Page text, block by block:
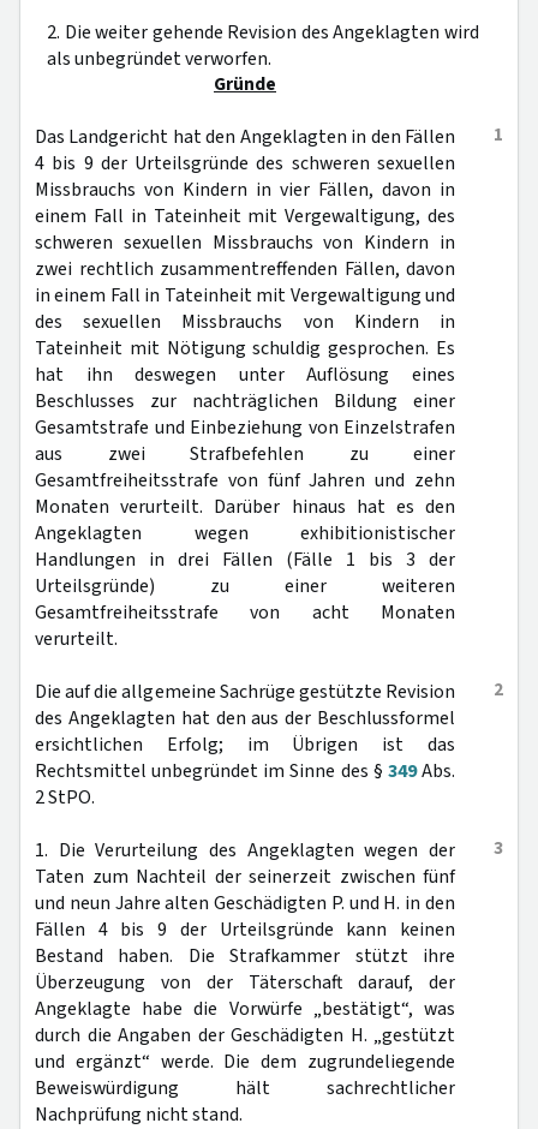
2. Die weiter gehende Revision des Angeklagten wird
als unbegründet verworfen.
Gründe
1
Das Landgericht hat den Angeklagten in den Fällen
4 bis 9 der Urteilsgründe des schweren sexuellen
Missbrauchs von Kindern in vier Fällen, davon in
einem Fall in Tateinheit mit Vergewaltigung, des
schweren sexuellen Missbrauchs von Kindern in
zwei rechtlich zusammentreffenden Fällen, davon
in einem Fall in Tateinheit mit Vergewaltigung und
des sexuellen Missbrauchs von Kindern in
Tateinheit mit Nötigung schuldig gesprochen. Es
hat ihn deswegen unter Auflösung eines
Beschlusses zur nachträglichen Bildung einer
Gesamtstrafe und Einbeziehung von Einzelstrafen
aus zwei Strafbefehlen zu einer
Gesamtfreiheitsstrafe von fünf Jahren und zehn
Monaten verurteilt. Darüber hinaus hat es den
Angeklagten wegen exhibitionistischer
Handlungen in drei Fällen (Fälle 1 bis 3 der
Urteilsgründe) zu einer weiteren
Gesamtfreiheitsstrafe von acht Monaten
verurteilt.
2
Die auf die allgemeine Sachrüge gestützte Revision
des Angeklagten hat den aus der Beschlussformel
ersichtlichen Erfolg; im Übrigen ist das
Rechtsmittel unbegründet im Sinne des § 349Abs.
2 StPO.
3
1. Die Verurteilung des Angeklagten wegen der
Taten zum Nachteil der seinerzeit zwischen fünf
und neun Jahre alten Geschädigten P. und H. in den
Fällen 4 bis 9 der Urteilsgründe kann keinen
Bestand haben. Die Strafkammer stützt ihre
Überzeugung von der Täterschaft darauf, der
Angeklagte habe die Vorwürfe „bestätigt“, was
durch die Angaben der Geschädigten H. „gestützt
und ergänzt“ werde. Die dem zugrundeliegende
Beweiswürdigung hält sachrechtlicher
Nachprüfung nicht stand.